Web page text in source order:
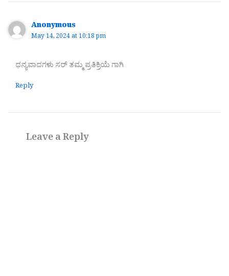
Anonymous
May 14, 2024 at 10:18 pm
ಧನ್ಯವಾದಗಳು ಸರ್ ತಮ್ಮ ಪ್ರತಿಕ್ರಿಯೆ ಗಾಗಿ
Reply
Leave a Reply